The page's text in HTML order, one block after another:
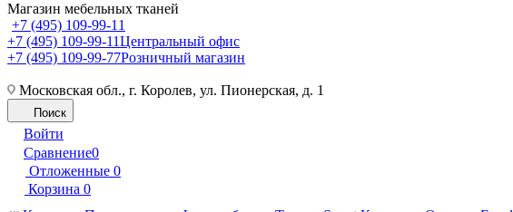
Магазин мебельных тканей
+7 (495) 109-99-11
+7 (495) 109-99-11Центральный офис
+7 (495) 109-99-77Розничный магазин
Московская обл., г. Королев, ул. Пионерская, д. 1
Поиск
Войти
Сравнение0
Отложенные 0
Корзина 0